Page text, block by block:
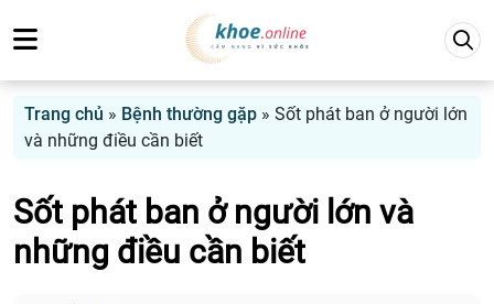
Trang chủ » Bệnh thường gặp » Sốt phát ban ở người lớn
và những điều cần biết
Sốt phát ban ở người lớn và
những điều cần biết